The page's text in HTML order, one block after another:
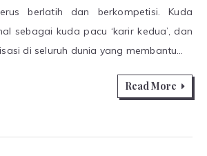
berlatih dan berkompetisi. Kuda
sebagai kuda pacu ‘karir kedua’, dan
di seluruh dunia yang membantu…
Read More